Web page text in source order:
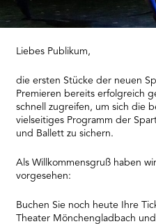
Liebes Publikum,
die ersten Stücke der neuen
Premieren bereits erfolgreich
schnell zugreifen, um sich die
vielseitiges Programm der
und Ballett zu sichern.
Als Willkommensgruß haben
vorgesehen:
Buchen Sie noch heute Ihre
Theater Mönchengladbach